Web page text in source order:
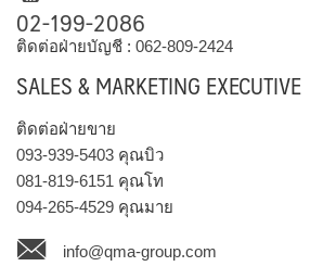
02-199-2086
ติดต่อฝ่ายบัญชี : 062-809-2424
SALES & MARKETING EXECUTIVE
ติดต่อฝ่ายขาย
093-939-5403 คุณบิว
081-819-6151 คุณโท
094-265-4529 คุณมาย
info@qma-group.com